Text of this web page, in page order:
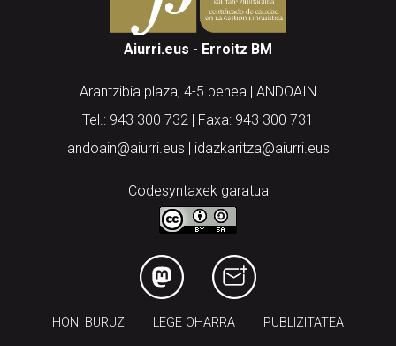
Aiurri.eus - Erroitz BM
Arantzibia plaza, 4-5 behea | ANDOAIN
Tel.: 943 300 732 | Faxa: 943 300 731
andoain@aiurri.eus | idazkaritza@aiurri.eus
Codesyntaxek garatua
HONI BURUZ LEGE OHARRA PUBLIZITATEA